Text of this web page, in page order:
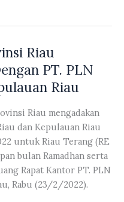
Riau
PT. PLN
Riau
Riau mengadakan
dan Kepulauan Riau
untuk Riau Terang (RE
bulan Ramadhan serta
Rapat Kantor PT. PLN
Rabu (23/2/2022).